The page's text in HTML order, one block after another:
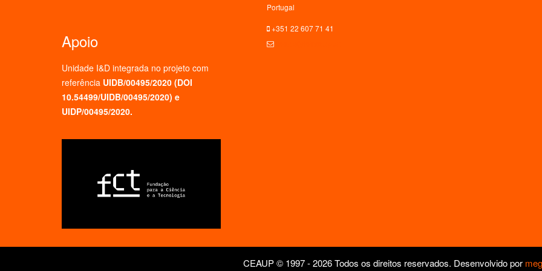
Apoio
Unidade I&D integrada no projeto com
referência UIDB/00495/2020 (DOI
10.54499/UIDB/00495/2020) e
UIDP/00495/2020.
Portugal
+351 22 607 71 41
CEAUP © 1997 - 2026 Todos os direitos reservados. Desenvolvido por